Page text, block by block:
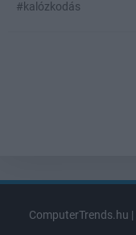
#kalózkodás
ComputerTrends.hu |